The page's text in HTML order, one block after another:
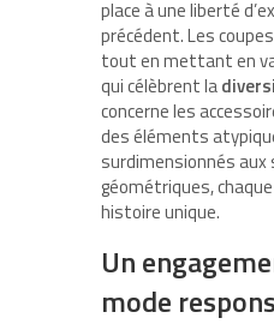
place à une liberté
précédent. Les
tout en mettant en
qui célèbrent la
concerne les
des éléments
surdimensionnés
géométriques,
histoire unique.
Un
mode